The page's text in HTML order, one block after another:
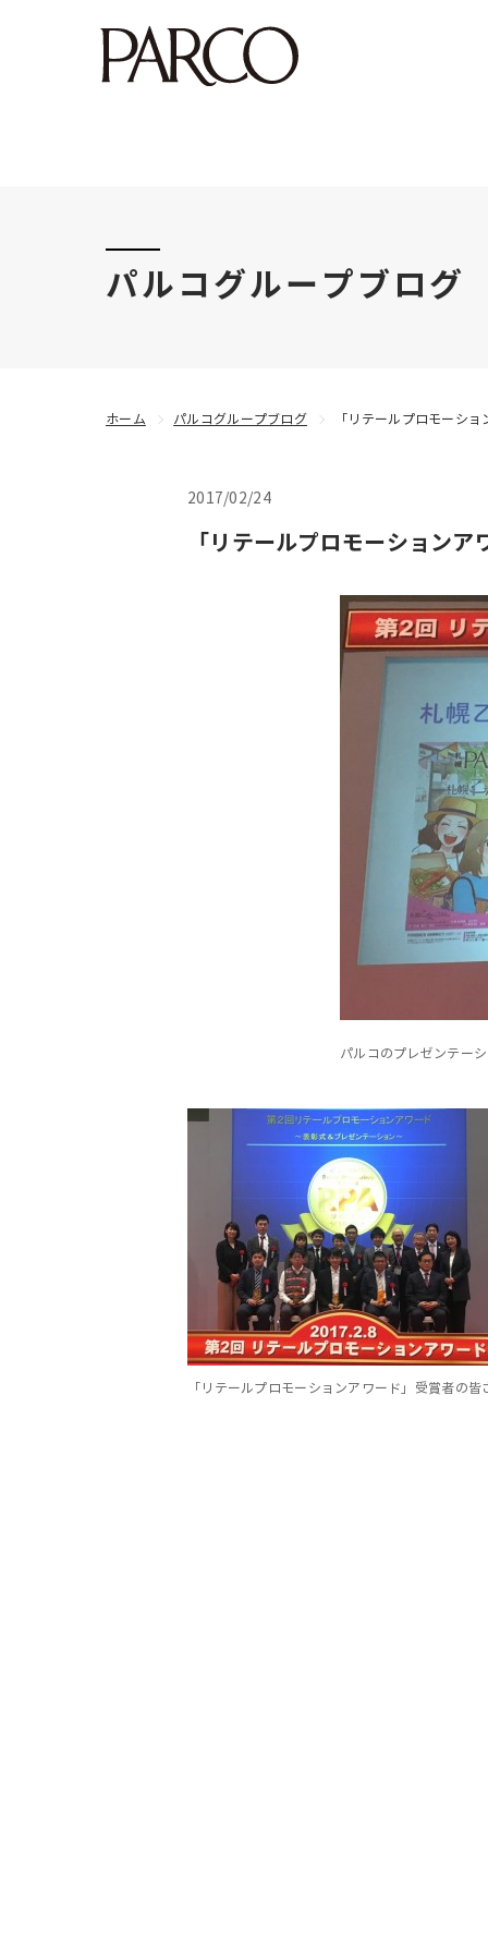
このたびの令和8年熊本地震により被害にあわれ
パルコグループブログ
2017/02/24
「リテールプロモーションア
パルコのプレゼンテー
「リテールプロモーションアワード」受賞者の皆
ホーム パルコグループブログ 「リテールプロモーシ